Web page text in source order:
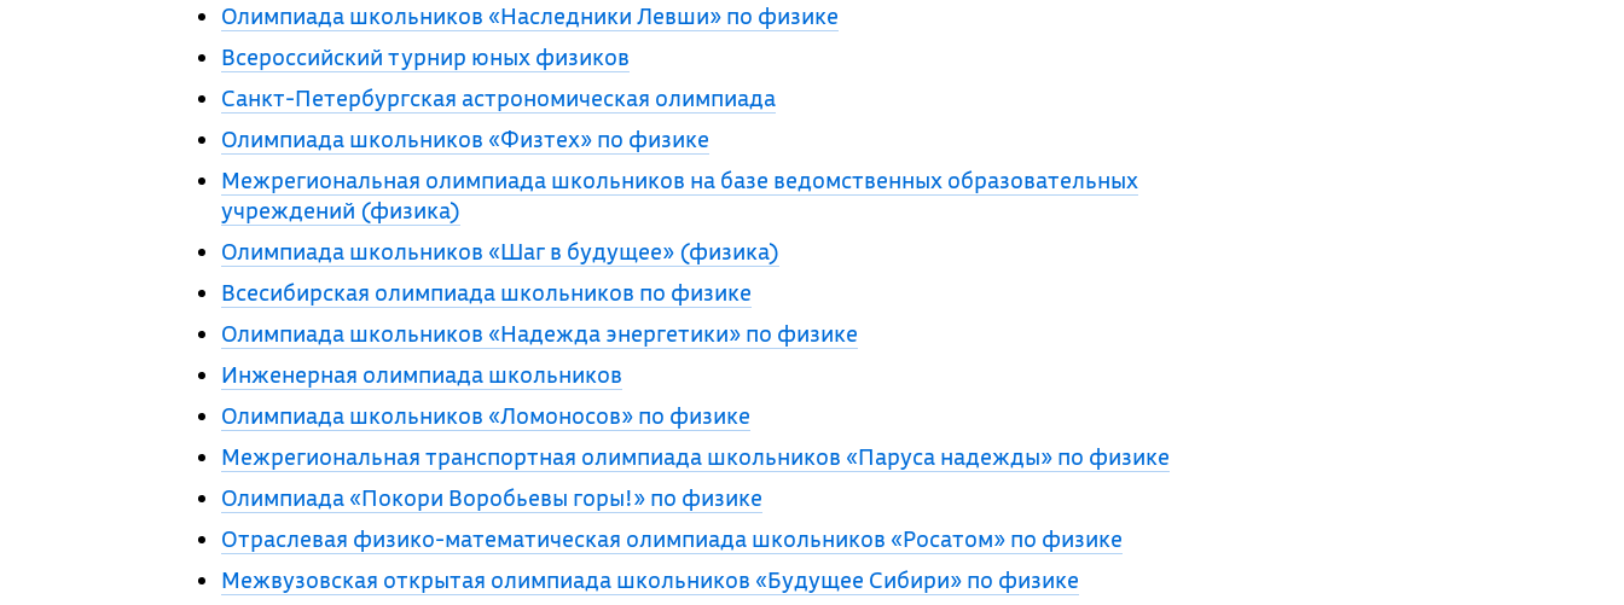
Олимпиада школьников «Наследники Левши» по физике
Всероссийский турнир юных физиков
Санкт-Петербургская астрономическая олимпиада
Олимпиада школьников «Физтех» по физике
Межрегиональная олимпиада школьников на базе ведомственных образовательных
учреждений (физика)
Олимпиада школьников «Шаг в будущее» (физика)
Всесибирская олимпиада школьников по физике
Олимпиада школьников «Надежда энергетики» по физике
Инженерная олимпиада школьников
Олимпиада школьников «Ломоносов» по физике
Межрегиональная транспортная олимпиада школьников «Паруса надежды» по физике
Олимпиада «Покори Воробьевы горы!» по физике
Отраслевая физико-математическая олимпиада школьников «Росатом» по физике
Межвузовская открытая олимпиада школьников «Будущее Сибири» по физике